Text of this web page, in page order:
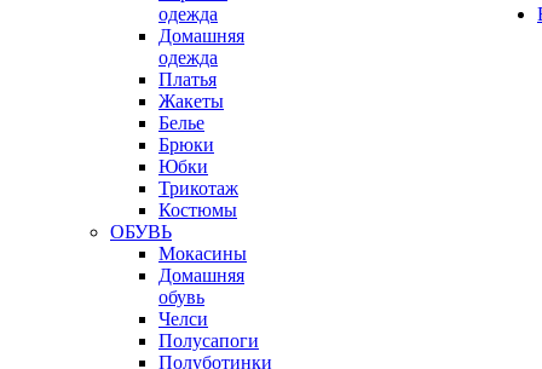
одежда
Домашняя
одежда
Платья
Жакеты
Белье
Брюки
Юбки
Трикотаж
Костюмы
ОБУВЬ
Мокасины
Домашняя
обувь
Челси
Полусапоги
Полуботинки